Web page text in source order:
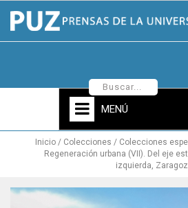
MENÚ
Inicio Colecciones Colecciones
Regeneración urbana (VII). Del eje
izquierda,